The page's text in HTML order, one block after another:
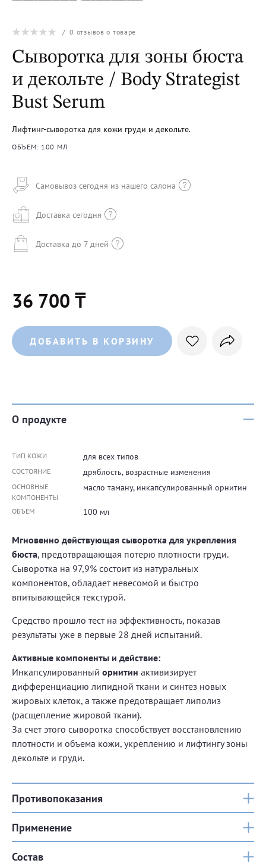
/0 отзывов о товаре
Сыворотка для зоны бюста
и декольте / Body Strategist
Bust Serum
Лифтинг-сыворотка для кожи груди и декольте.
ОБЪЕМ: 100 МЛ
Самовывоз сегодня из нашего салона
Доставка сегодня
Доставка до 7 дней
36 700 ₸
ДОБАВИТЬ В КОРЗИНУ
О продукте
ТИП КОЖИ для всех типов
СОСТОЯНИЕ дряблость, возрастные изменения
ОСНОВНЫЕ
КОМПОНЕНТЫ
масло таману, инкапсулированный орнитин
ОБЪЕМ 100 мл
Мгновенно действующая сыворотка для укрепления
бюста, предотвращающая потерю плотности груди.
Сыворотка на 97,9% состоит из натуральных
компонентов, обладает невесомой и быстро
впитывающейся текстурой.
Средство прошло тест на эффективность, показав
результаты уже в первые 28 дней испытаний.
Активные компоненты и действие:
Инкапсулированный орнитин активизирует
дифференциацию липидной ткани и синтез новых
жировых клеток, а также предотвращает липолиз
(расщепление жировой ткани).
За счет этого сыворотка способствует восстановлению
плотности и объема кожи, укреплению и лифтингу зоны
декольте и груди.
Противопоказания
Применение
Состав